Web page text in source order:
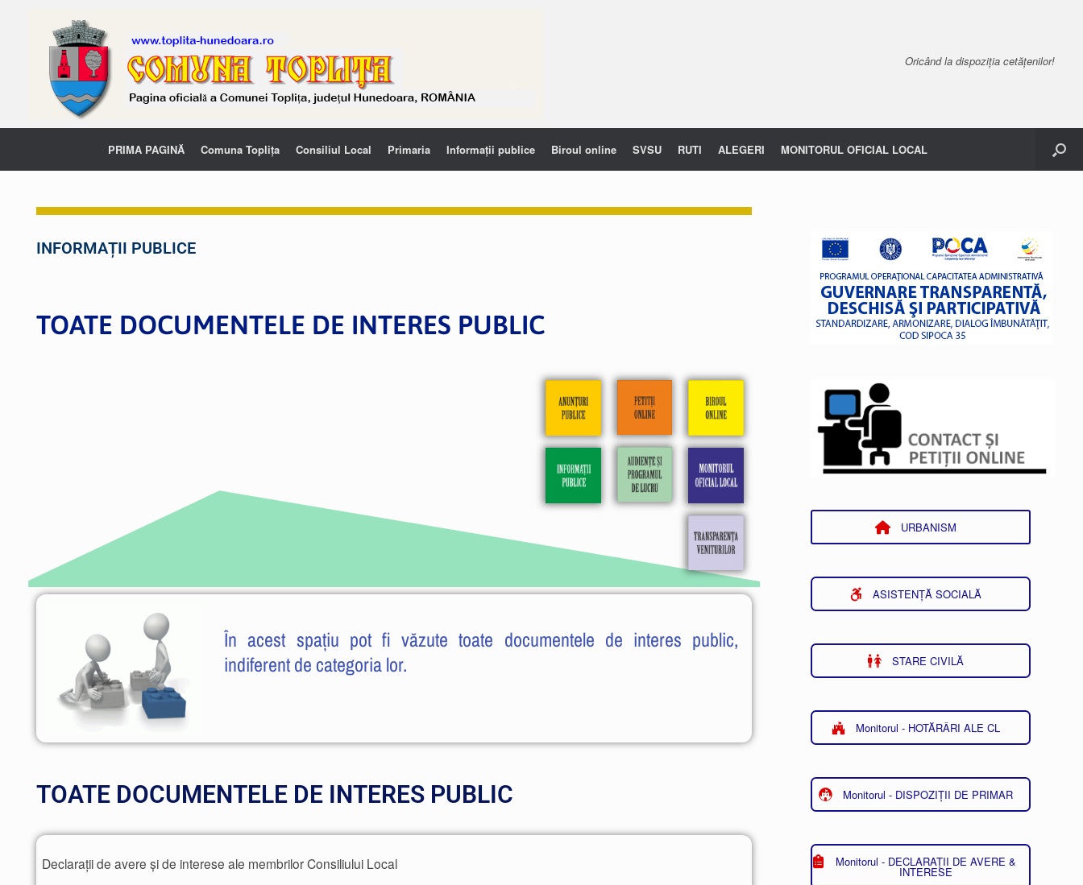
Oricând la dispoziția cetățenilor!
PRIMA PAGINĂ Comuna Toplița Consiliul Local Primaria Informații publice Biroul online SVSU RUTI ALEGERI MONITORUL OFICIAL LOCAL
INFORMAȚII PUBLICE
TOATE DOCUMENTELE DE INTERES PUBLIC
În acest spațiu pot fi văzute toate documentele de interes public,
indiferent de categoria lor.
TOATE DOCUMENTELE DE INTERES PUBLIC
Declarații de avere și de interese ale membrilor Consiliului Local
URBANISM
ASISTENȚĂ SOCIALĂ
STARE CIVILĂ
Monitorul - HOTĂRÂRI ALE CL
Monitorul - DISPOZIȚII DE PRIMAR
Monitorul - DECLARAȚII DE AVERE &
INTERESE